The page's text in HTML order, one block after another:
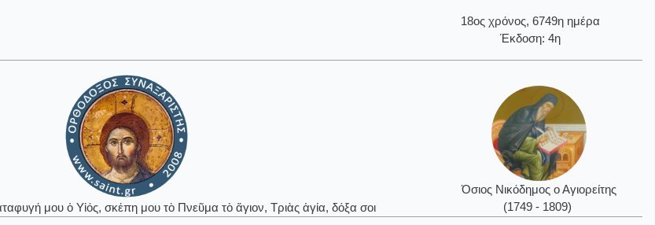
18ος χρόνος, 6749η ημέρα
Έκδοση: 4η
μου ὁ Υἱός, σκέπη μου τὸ Πνεῦμα τὸ ἅγιον, Τριὰς ἁγία, δόξα σοι
Όσιος Νικόδημος ο Αγιορείτης
(1749 - 1809)